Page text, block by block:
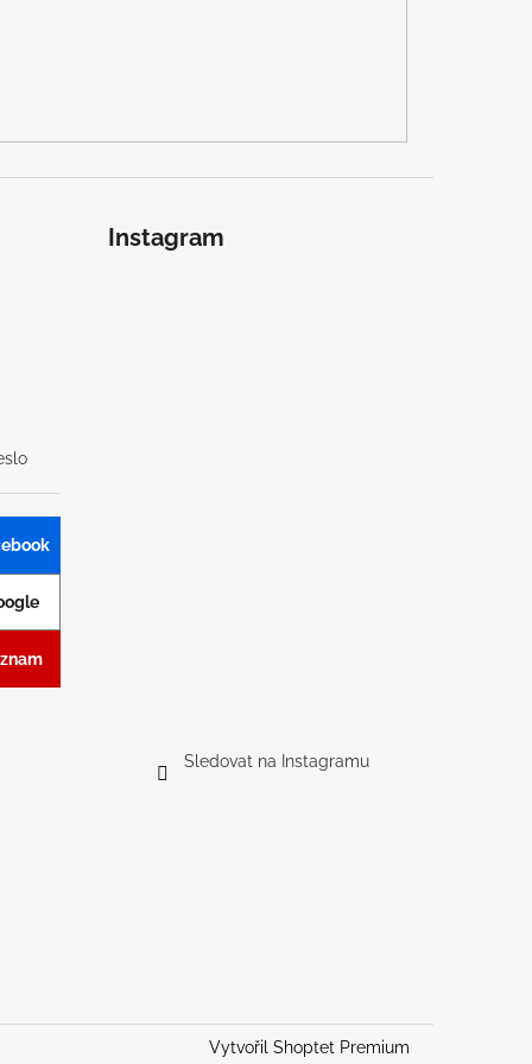
Instagram
Sledovat na Instagramu
Vytvořil Shoptet Premium